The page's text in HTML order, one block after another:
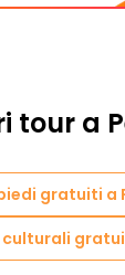
tour a
gratuiti a